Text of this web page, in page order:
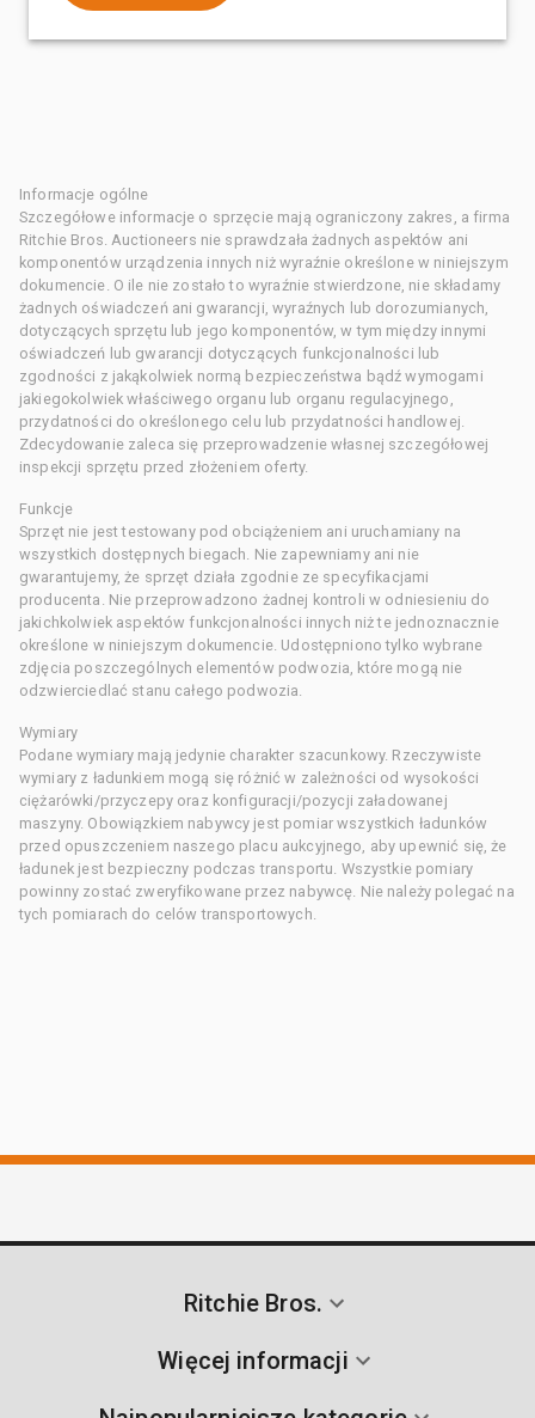
Informacje ogólne
Szczegółowe informacje o sprzęcie mają ograniczony zakres, a firma
Ritchie Bros. Auctioneers nie sprawdzała żadnych aspektów ani
komponentów urządzenia innych niż wyraźnie określone w niniejszym
dokumencie. O ile nie zostało to wyraźnie stwierdzone, nie składamy
żadnych oświadczeń ani gwarancji, wyraźnych lub dorozumianych,
dotyczących sprzętu lub jego komponentów, w tym między innymi
oświadczeń lub gwarancji dotyczących funkcjonalności lub
zgodności z jakąkolwiek normą bezpieczeństwa bądź wymogami
jakiegokolwiek właściwego organu lub organu regulacyjnego,
przydatności do określonego celu lub przydatności handlowej.
Zdecydowanie zaleca się przeprowadzenie własnej szczegółowej
inspekcji sprzętu przed złożeniem oferty.
Funkcje
Sprzęt nie jest testowany pod obciążeniem ani uruchamiany na
wszystkich dostępnych biegach. Nie zapewniamy ani nie
gwarantujemy, że sprzęt działa zgodnie ze specyfikacjami
producenta. Nie przeprowadzono żadnej kontroli w odniesieniu do
jakichkolwiek aspektów funkcjonalności innych niż te jednoznacznie
określone w niniejszym dokumencie. Udostępniono tylko wybrane
zdjęcia poszczególnych elementów podwozia, które mogą nie
odzwierciedlać stanu całego podwozia.
Wymiary
Podane wymiary mają jedynie charakter szacunkowy. Rzeczywiste
wymiary z ładunkiem mogą się różnić w zależności od wysokości
ciężarówki/przyczepy oraz konfiguracji/pozycji załadowanej
maszyny. Obowiązkiem nabywcy jest pomiar wszystkich ładunków
przed opuszczeniem naszego placu aukcyjnego, aby upewnić się, że
ładunek jest bezpieczny podczas transportu. Wszystkie pomiary
powinny zostać zweryfikowane przez nabywcę. Nie należy polegać na
tych pomiarach do celów transportowych.
Ritchie Bros.
Więcej informacji